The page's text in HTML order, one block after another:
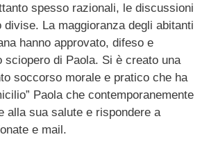
spesso razionali, le discussioni
divise. La maggioranza degli abitanti
hanno approvato, difeso e
sciopero di Paola. Si è creato una
soccorso morale e pratico che ha
Paola che contemporanemente
alla sua salute e rispondere a
e mail.